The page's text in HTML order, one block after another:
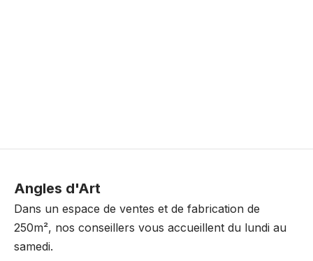
Angles d'Art
Dans un espace de ventes et de fabrication de
250m², nos conseillers vous accueillent du lundi au
samedi.